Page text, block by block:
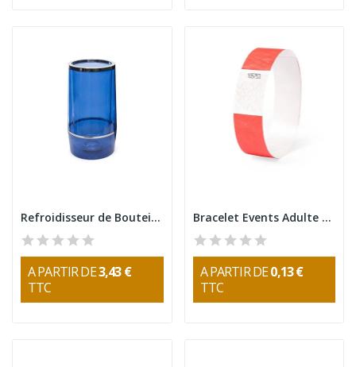
Refroidisseur de Bouteilles Pusko
A PARTIR DE3,43 €
TTC
Bracelet Events Adulte Sécurisé
A PARTIR DE0,13 €
TTC